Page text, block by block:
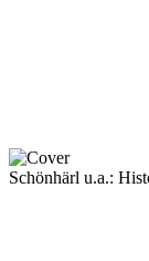
Schönhärl u.a.: